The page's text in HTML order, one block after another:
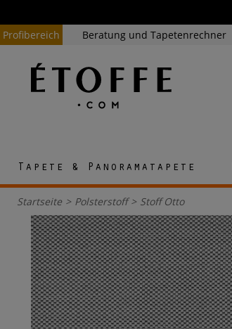
Profibereich
Beratung und Tapetenrechner
Tapete & Panoramatapete
Startseite > Polsterstoff > Stoff Otto